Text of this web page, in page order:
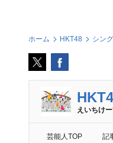
ホーム HKT48 シン
えいちけ
芸能人TOP 記